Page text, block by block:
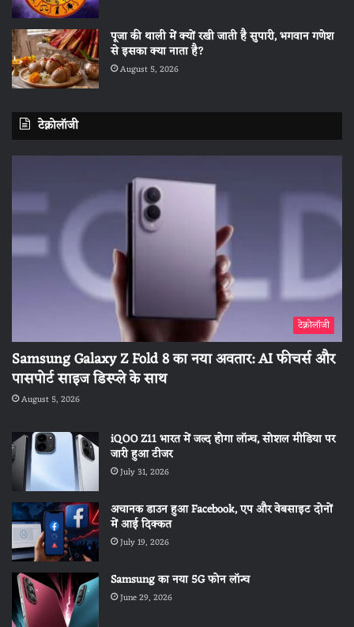
पूजा की थाली में क्यों रखी जाती है सुपारी, भगवान गणेश
से इसका क्या नाता है?
August 5, 2026
टेक्नोलॉजी
टेक्नोलॉजी
Samsung Galaxy Z Fold 8 का नया अवतार: AI फीचर्स और
पासपोर्ट साइज डिस्प्ले के साथ
August 5, 2026
iQOO Z11 भारत में जल्द होगा लॉन्च, सोशल मीडिया पर
जारी हुआ टीजर
July 31, 2026
अचानक डाउन हुआ Facebook, एप और वेबसाइट दोनों
में आई दिक्कत
July 19, 2026
Samsung का नया 5G फोन लॉन्च
June 29, 2026